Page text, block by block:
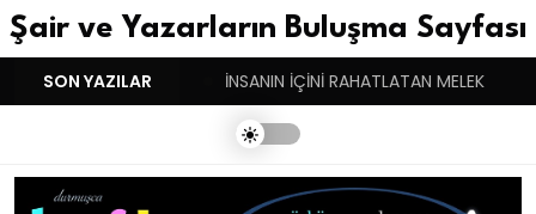
Şair ve Yazarların Buluşma Sayfası
SON YAZILAR
BASARINDIR! İNSANIN İÇİNİ RAHATLATAN MELEK